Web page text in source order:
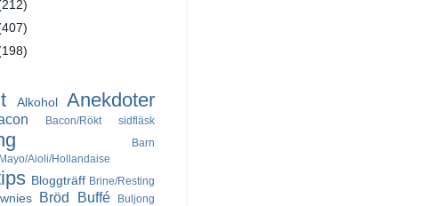
Alkohol Anekdoter
Bacon/Rökt sidfläsk
Barn
Aioli/Hollandaise
Bloggträff Brine/Resting
Bröd Buffé Buljong